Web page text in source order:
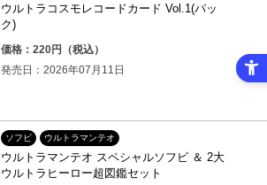
ウルトラコスモレコードカード Vol.1(パッ
ク)
価格：220円（税込）
発売日：2026年07月11日
ソフビ ウルトラマンテオ
ウルトラマンテオ スペシャルソフビ ＆ 2大
ウルトラヒーロー超図鑑セット